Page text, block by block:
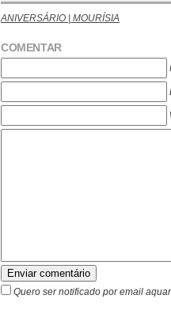
ANIVERSÁRIO | MOURÍSIA
COMENTAR
Enviar comentário
Quero ser notificado por email